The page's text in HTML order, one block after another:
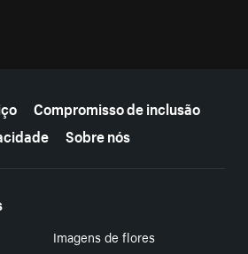
Compromisso de inclusão
Sobre nós
Imagens de flores